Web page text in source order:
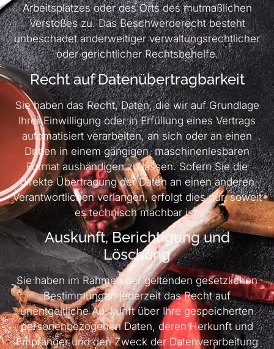
Arbeitsplatzes oder des Orts des mutmaßlichen
Verstoßes zu. Das Beschwerderecht besteht
unbeschadet anderweitiger verwaltungsrechtlicher
oder gerichtlicher Rechtsbehelfe.
Recht auf Daten­übertrag­barkeit
Sie haben das Recht, Daten, die wir auf Grundlage
Ihrer Einwilligung oder in Erfüllung eines Vertrags
automatisiert verarbeiten, an sich oder an einen
Dritten in einem gängigen, maschinenlesbaren
Format aushändigen zu lassen. Sofern Sie die
direkte Übertragung der Daten an einen anderen
Verantwortlichen verlangen, erfolgt dies nur, soweit
es technisch machbar ist.
Auskunft, Berichtigung und
Löschung
Sie haben im Rahmen der geltenden gesetzlichen
Bestimmungen jederzeit das Recht auf
unentgeltliche Auskunft über Ihre gespeicherten
personenbezogenen Daten, deren Herkunft und
Empfänger und den Zweck der Datenverarbeitung